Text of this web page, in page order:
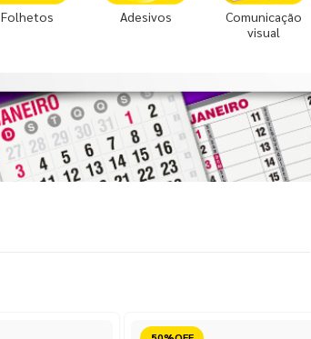
Folhetos Adesivos
Comunicação
visual